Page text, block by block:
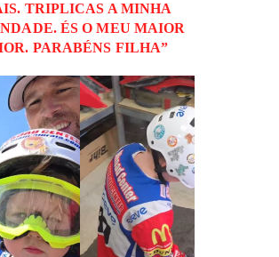
TRIPLICAS A MINHA
ÉS O MEU MAIOR
PARABÉNS FILHA”